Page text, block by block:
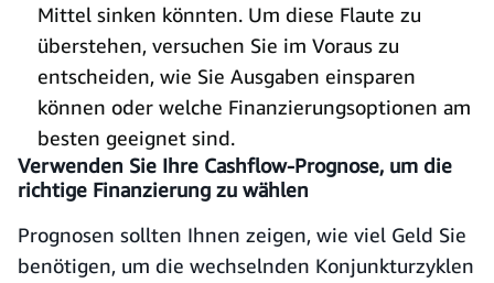
Mittel sinken könnten. Um diese Flaute zu
überstehen, versuchen Sie im Voraus zu
entscheiden, wie Sie Ausgaben einsparen
können oder welche Finanzierungsoptionen am
besten geeignet sind.
Verwenden Sie Ihre Cashflow-Prognose, um die
richtige Finanzierung zu wählen
Prognosen sollten Ihnen zeigen, wie viel Geld Sie
benötigen, um die wechselnden Konjunkturzyklen